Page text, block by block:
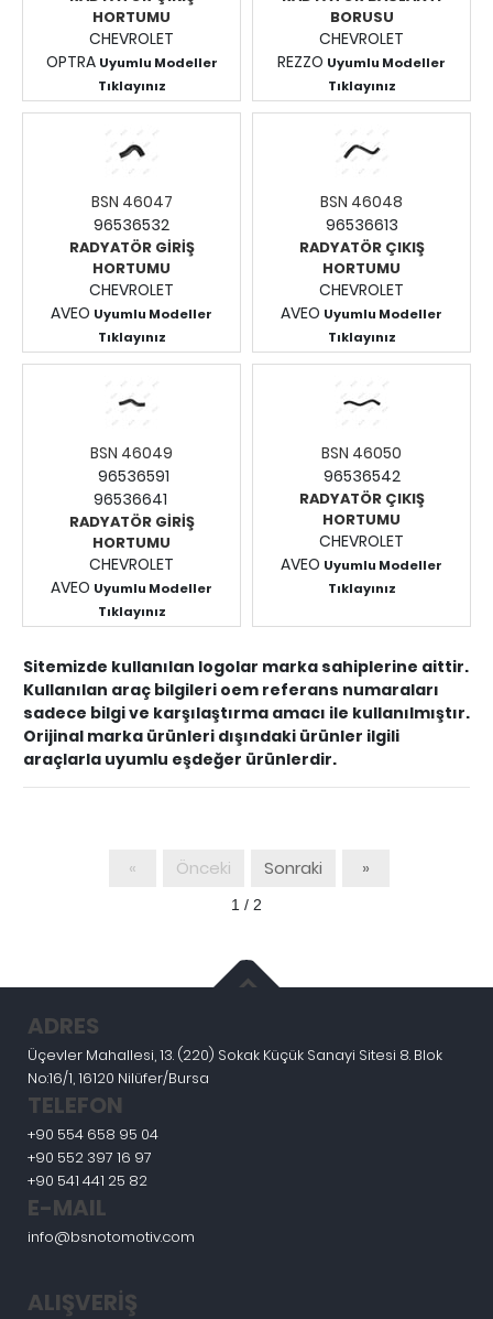
HORTUMU
CHEVROLET
OPTRA Uyumlu Modeller
Tıklayınız
Fiyatları Görmek İçin
Giriş Yapınız.
BORUSU
CHEVROLET
REZZO Uyumlu Modeller
Tıklayınız
Fiyatları Görmek İçin
Giriş Yapınız.
BSN 46047
96536532
RADYATÖR GİRİŞ
HORTUMU
CHEVROLET
AVEO Uyumlu Modeller
Tıklayınız
Fiyatları Görmek İçin
Giriş Yapınız.
BSN 46048
96536613
RADYATÖR ÇIKIŞ
HORTUMU
CHEVROLET
AVEO Uyumlu Modeller
Tıklayınız
Fiyatları Görmek İçin
Giriş Yapınız.
BSN 46049
96536591
96536641
RADYATÖR GİRİŞ
HORTUMU
CHEVROLET
AVEO Uyumlu Modeller
Tıklayınız
Giriş Yapınız.
BSN 46050
96536542
RADYATÖR ÇIKIŞ
HORTUMU
CHEVROLET
AVEO Uyumlu Modeller
Tıklayınız
Sitemizde kullanılan logolar marka sahiplerine aittir.
Kullanılan araç bilgileri oem referans numaraları
sadece bilgi ve karşılaştırma amacı ile kullanılmıştır.
Orijinal marka ürünleri dışındaki ürünler ilgili
araçlarla uyumlu eşdeğer ürünlerdir.
« Önceki Sonraki »
1 / 2
ADRES
Üçevler Mahallesi, 13. (220) Sokak Küçük Sanayi Sitesi 8. Blok
No:16/1, 16120 Nilüfer/Bursa
TELEFON
+90 554 658 95 04
+90 552 397 16 97
+90 541 441 25 82
E-MAIL
info@bsnotomotiv.com
ALIŞVERİŞ